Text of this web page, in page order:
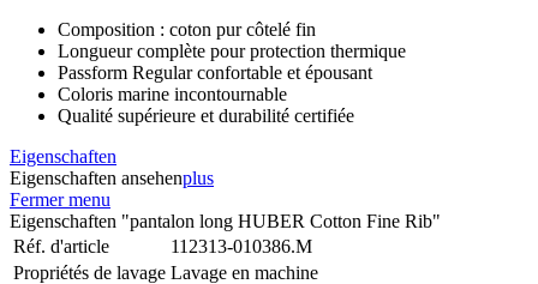
Composition : coton pur côtelé fin
Longueur complète pour protection thermique
Passform Regular confortable et épousant
Coloris marine incontournable
Qualité supérieure et durabilité certifiée
Eigenschaften
Eigenschaften ansehenplus
Fermer menu
Eigenschaften "pantalon long HUBER Cotton Fine Rib"
Réf. d'article
112313-010386.M
Propriétés de lavage Lavage en machine